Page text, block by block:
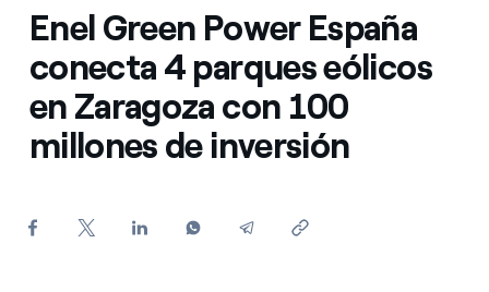
Encuentra la tarifa que más te conviene
Compara nuestras tarifas de empresa y ahorra
¿Cómo ver mis facturas de Endesa?
Recursos
Colecciones
Contactos prensa
La cara e
Enel Green Power España
conecta 4 parques eólicos
en Zaragoza con 100
millones de inversión